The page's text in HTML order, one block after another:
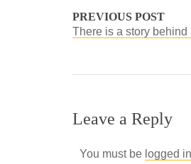
PREVIOUS POST
There is a story
Leave a Reply
You must be logged in